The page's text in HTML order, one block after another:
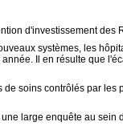
d'investissement des
systèmes, les
Il en résulte que
soins contrôlés par
large enquête au